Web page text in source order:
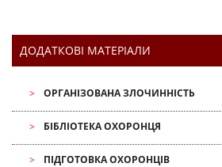
ДОДАТКОВІ МАТЕРІАЛИ
ОРГАНІЗОВАНА ЗЛОЧИННІСТЬ
БІБЛІОТЕКА ОХОРОНЦЯ
ПІДГОТОВКА ОХОРОНЦІВ